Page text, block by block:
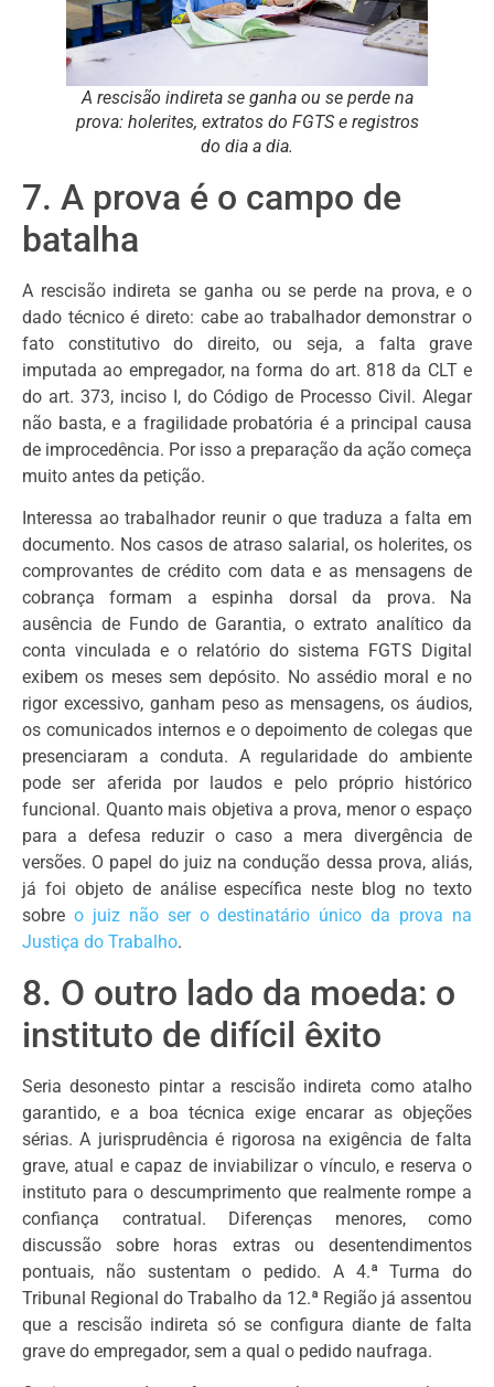
A rescisão indireta se ganha ou se perde na
prova: holerites, extratos do FGTS e registros
do dia a dia.
7. A prova é o campo de
batalha
A rescisão indireta se ganha ou se perde na prova, e o
dado técnico é direto: cabe ao trabalhador demonstrar o
fato constitutivo do direito, ou seja, a falta grave
imputada ao empregador, na forma do art. 818 da CLT e
do art. 373, inciso I, do Código de Processo Civil. Alegar
não basta, e a fragilidade probatória é a principal causa
de improcedência. Por isso a preparação da ação começa
muito antes da petição.
Interessa ao trabalhador reunir o que traduza a falta em
documento. Nos casos de atraso salarial, os holerites, os
comprovantes de crédito com data e as mensagens de
cobrança formam a espinha dorsal da prova. Na
ausência de Fundo de Garantia, o extrato analítico da
conta vinculada e o relatório do sistema FGTS Digital
exibem os meses sem depósito. No assédio moral e no
rigor excessivo, ganham peso as mensagens, os áudios,
os comunicados internos e o depoimento de colegas que
presenciaram a conduta. A regularidade do ambiente
pode ser aferida por laudos e pelo próprio histórico
funcional. Quanto mais objetiva a prova, menor o espaço
para a defesa reduzir o caso a mera divergência de
versões. O papel do juiz na condução dessa prova, aliás,
já foi objeto de análise específica neste blog no texto
sobre o juiz não ser o destinatário único da prova na
Justiça do Trabalho.
8. O outro lado da moeda: o
instituto de difícil êxito
Seria desonesto pintar a rescisão indireta como atalho
garantido, e a boa técnica exige encarar as objeções
sérias. A jurisprudência é rigorosa na exigência de falta
grave, atual e capaz de inviabilizar o vínculo, e reserva o
instituto para o descumprimento que realmente rompe a
confiança contratual. Diferenças menores, como
discussão sobre horas extras ou desentendimentos
pontuais, não sustentam o pedido. A 4.ª Turma do
Tribunal Regional do Trabalho da 12.ª Região já assentou
que a rescisão indireta só se configura diante de falta
grave do empregador, sem a qual o pedido naufraga.